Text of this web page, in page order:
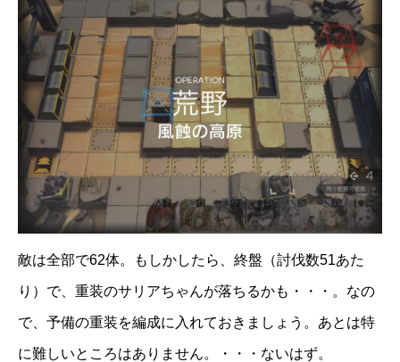
敵は全部で62体。もしかしたら、終盤（討伐数51あた
り）で、重装のサリアちゃんが落ちるかも・・・。なの
で、予備の重装を編成に入れておきましょう。あとは特
に難しいところはありません。・・・ないはず。